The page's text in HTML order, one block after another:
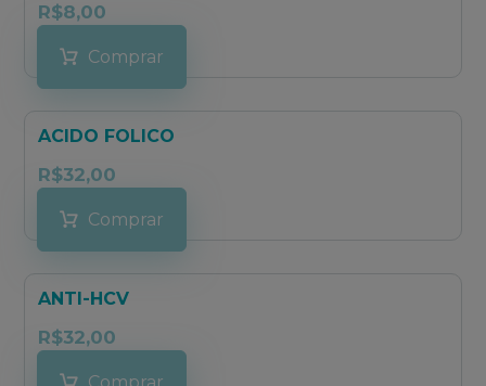
R$8,00
Comprar
ACIDO FOLICO
R$32,00
Comprar
ANTI-HCV
R$32,00